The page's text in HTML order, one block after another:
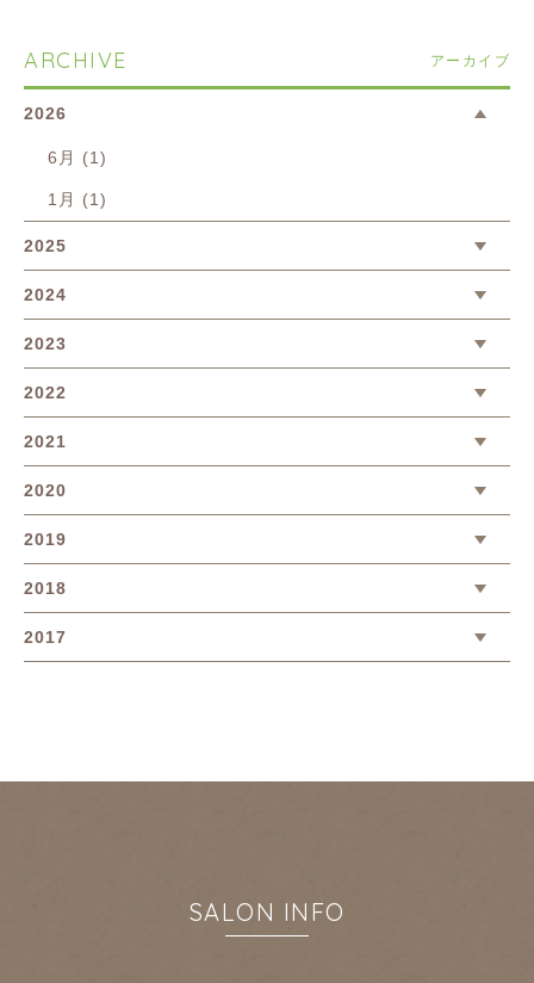
ARCHIVE アーカイブ
2026
6月 (1)
1月 (1)
2025
2024
2023
2022
2021
2020
2019
2018
2017
SALON INFO